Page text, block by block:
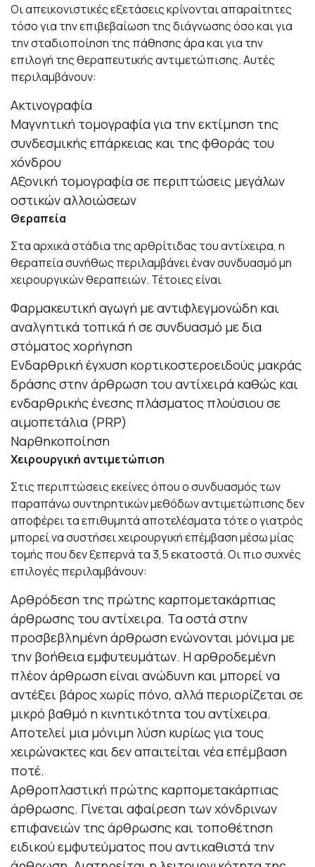
Οι απεικονιστικές εξετάσεις κρίνονται απαραίτητες
τόσο για την επιβεβαίωση της διάγνωσης όσο και για
την σταδιοποίηση της πάθησης άρα και για την
επιλογή της θεραπευτικής αντιμετώπισης. Αυτές
περιλαμβάνουν:
Ακτινογραφία
Μαγνητική τομογραφία για την εκτίμηση της
συνδεσμικής επάρκειας και της φθοράς του
χόνδρου
Αξονική τομογραφία σε περιπτώσεις μεγάλων
οστικών αλλοιώσεων
Θεραπεία
Στα αρχικά στάδια της αρθρίτιδας του αντίχειρα, η
θεραπεία συνήθως περιλαμβάνει έναν συνδυασμό μη
χειρουργικών θεραπειών. Τέτοιες είναι
Φαρμακευτική αγωγή με αντιφλεγμονώδη και
αναλγητικά τοπικά ή σε συνδυασμό με δια
στόματος χορήγηση
Ενδαρθρική έγχυση κορτικοστεροειδούς μακράς
δράσης στην άρθρωση του αντίχειρά καθώς και
ενδαρθρικής ένεσης πλάσματος πλούσιου σε
αιμοπετάλια (PRP)
Ναρθηκοποίηση
Χειρουργική αντιμετώπιση
Στις περιπτώσεις εκείνες όπου ο συνδυασμός των
παραπάνω συντηρητικών μεθόδων αντιμετώπισης δεν
αποφέρει τα επιθυμητά αποτελέσματα τότε ο γιατρός
μπορεί να συστήσει χειρουργική επέμβαση μέσω μίας
τομής που δεν ξεπερνά τα 3,5 εκατοστά. Οι πιο συχνές
επιλογές περιλαμβάνουν:
Αρθρόδεση της πρώτης καρπομετακάρπιας
άρθρωσης του αντίχειρα. Τα οστά στην
προσβεβλημένη άρθρωση ενώνονται μόνιμα με
την βοήθεια εμφυτευμάτων. Η αρθροδεμένη
πλέον άρθρωση είναι ανώδυνη και μπορεί να
αντέξει βάρος χωρίς πόνο, αλλά περιορίζεται σε
μικρό βαθμό η κινητικότητα του αντίχειρα.
Αποτελεί μια μόνιμη λύση κυρίως για τους
χειρώνακτες και δεν απαιτείται νέα επέμβαση
ποτέ.
Αρθροπλαστική πρώτης καρπομετακάρπιας
άρθρωσης. Γίνεται αφαίρεση των χόνδρινων
επιφανειών της άρθρωσης και τοποθέτηση
ειδικού εμφυτεύματος που αντικαθιστά την